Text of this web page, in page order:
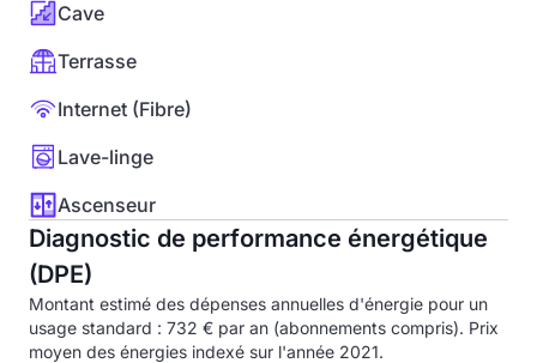
Cave
Terrasse
Internet (Fibre)
Lave-linge
Ascenseur
Diagnostic de performance énergétique
(DPE)
Montant estimé des dépenses annuelles d'énergie pour un
usage standard : 732 € par an (abonnements compris). Prix
moyen des énergies indexé sur l'année 2021.